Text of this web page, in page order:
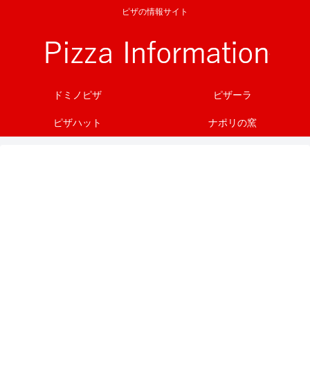
ピザの情報サイト
ドミノピザ ピザーラ
ピザハット ナポリの窯